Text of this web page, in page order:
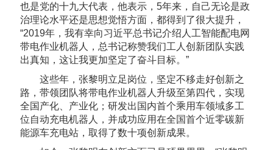
也是党的十九大代表，他表示，5年来，自己无论是政
治理论水平还是思想觉悟方面，都得到了很大提升，
“2019年，我有幸向习近平总书记介绍人工智能配电网
带电作业机器人，总书记称赞我们工人创新团队实践
出真知，这让我更加坚定了奋斗目标。”
这些年，张黎明立足岗位，坚定不移走好创新之
路，带领团队将带电作业机器人升级至第四代，实现
全国产化、产业化；研发出国内首个乘用车领域多工
位自动充电机器人，并成功应用在全国首个近零碳新
能源车充电站，取得了数十项创新成果。